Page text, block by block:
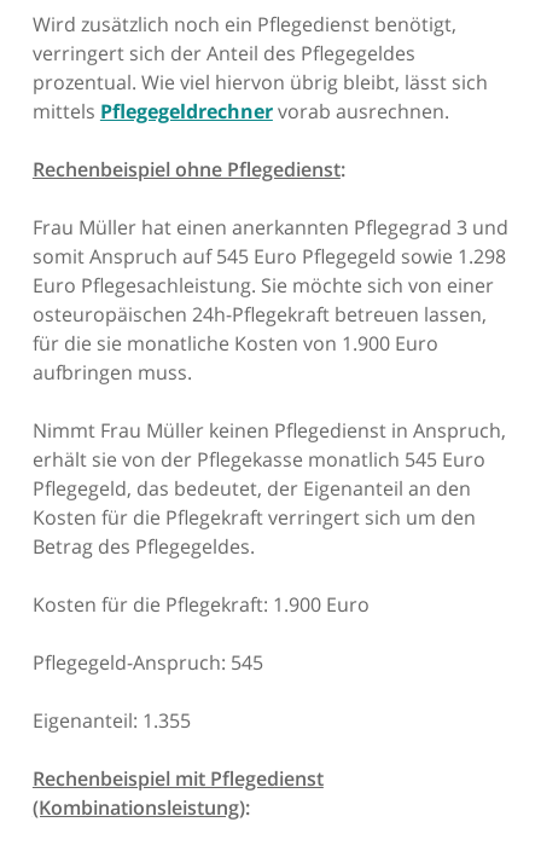
Wird zusätzlich noch ein Pflegedienst benötigt,
verringert sich der Anteil des Pflegegeldes
prozentual. Wie viel hiervon übrig bleibt, lässt sich
mittels Pflegegeldrechnervorab ausrechnen.
Rechenbeispiel ohne Pflegedienst:
Frau Müller hat einen anerkannten Pflegegrad 3 und
somit Anspruch auf 545 Euro Pflegegeld sowie 1.298
Euro Pflegesachleistung. Sie möchte sich von einer
osteuropäischen 24h-Pflegekraft betreuen lassen,
für die sie monatliche Kosten von 1.900 Euro
aufbringen muss.
Nimmt Frau Müller keinen Pflegedienst in Anspruch,
erhält sie von der Pflegekasse monatlich 545 Euro
Pflegegeld, das bedeutet, der Eigenanteil an den
Kosten für die Pflegekraft verringert sich um den
Betrag des Pflegegeldes.
Kosten für die Pflegekraft: 1.900 Euro
Pflegegeld-Anspruch: 545
Eigenanteil: 1.355
Rechenbeispiel mit Pflegedienst
(Kombinationsleistung):